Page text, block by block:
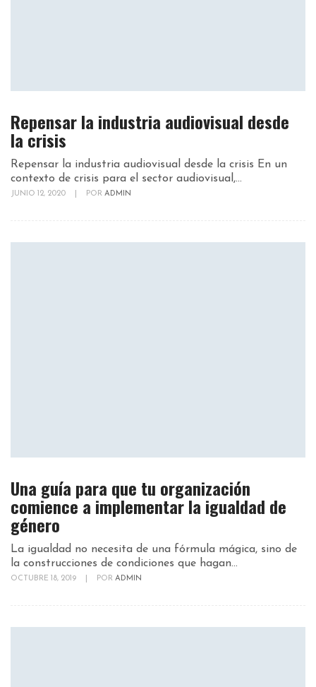
Repensar la industria audiovisual desde
la crisis
Repensar la industria audiovisual desde la crisis En un
contexto de crisis para el sector audiovisual,...
JUNIO 12, 2020 POR ADMIN
Una guía para que tu organización
comience a implementar la igualdad de
género
La igualdad no necesita de una fórmula mágica, sino de
la construcciones de condiciones que hagan...
OCTUBRE 18, 2019 POR ADMIN